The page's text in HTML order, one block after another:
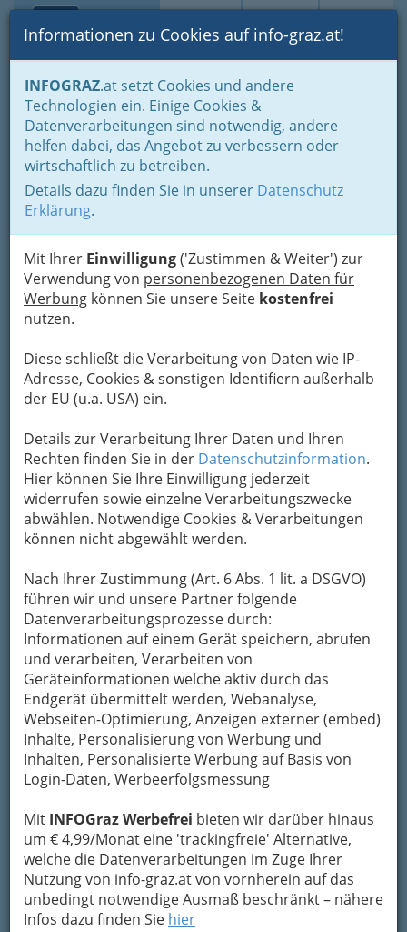
Suche Login Toggle
Informationen zu Cookies auf info-graz.at!
INFOGRAZ.at setzt Cookies und andere
Technologien ein. Einige Cookies &
Datenverarbeitungen sind notwendig, andere
helfen dabei, das Angebot zu verbessern oder
wirtschaftlich zu betreiben.
Details dazu finden Sie in unserer Datenschutz
Erklärung.
Mit Ihrer Einwilligung('Zustimmen & Weiter') zur
Verwendung von personenbezogenen Daten für
Werbung können Sie unsere Seite kostenfrei
nutzen.
Diese schließt die Verarbeitung von Daten wie IP-
Adresse, Cookies & sonstigen Identifiern außerhalb
der EU (u.a. USA) ein.
Details zur Verarbeitung Ihrer Daten und Ihren
Rechten finden Sie in der Datenschutzinformation.
Hier können Sie Ihre Einwilligung jederzeit
widerrufen sowie einzelne Verarbeitungszwecke
abwählen. Notwendige Cookies & Verarbeitungen
können nicht abgewählt werden.
Nach Ihrer Zustimmung (Art. 6 Abs. 1 lit. a DSGVO)
führen wir und unsere Partner folgende
Datenverarbeitungsprozesse durch:
Informationen auf einem Gerät speichern, abrufen
und verarbeiten, Verarbeiten von
Geräteinformationen welche aktiv durch das
Endgerät übermittelt werden, Webanalyse,
Webseiten-Optimierung, Anzeigen externer (embed)
Inhalte, Personalisierung von Werbung und
Inhalten, Personalisierte Werbung auf Basis von
Login-Daten, Werbeerfolgsmessung
Mit INFOGraz Werbefrei bieten wir darüber hinaus
um € 4,99/Monat eine 'trackingfreie' Alternative,
welche die Datenverarbeitungen im Zuge Ihrer
Nutzung von info-graz.at von vornherein auf das
unbedingt notwendige Ausmaß beschränkt – nähere
Infos dazu finden Sie hier
Home Branchen
Wellness & Beauty
Fingernagelstudios - Schönheit und Pflege
Fingernagelstudio Dorle -
Inhaberin Dorle Lebernegg
St.-Peter-Hauptstraße 28, 8042 Graz
+43 664 5101 443
Karte
Adresse mit Google Maps anschauen
Navigation
Beautysalons Graz und
Umgebung
Dampfbad & Sauna